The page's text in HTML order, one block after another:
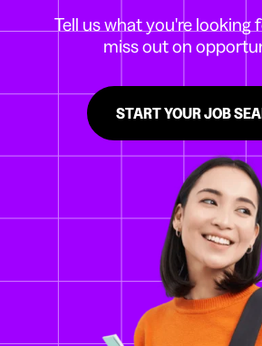
Tell us what you're looking
miss out on
START YOUR JOB